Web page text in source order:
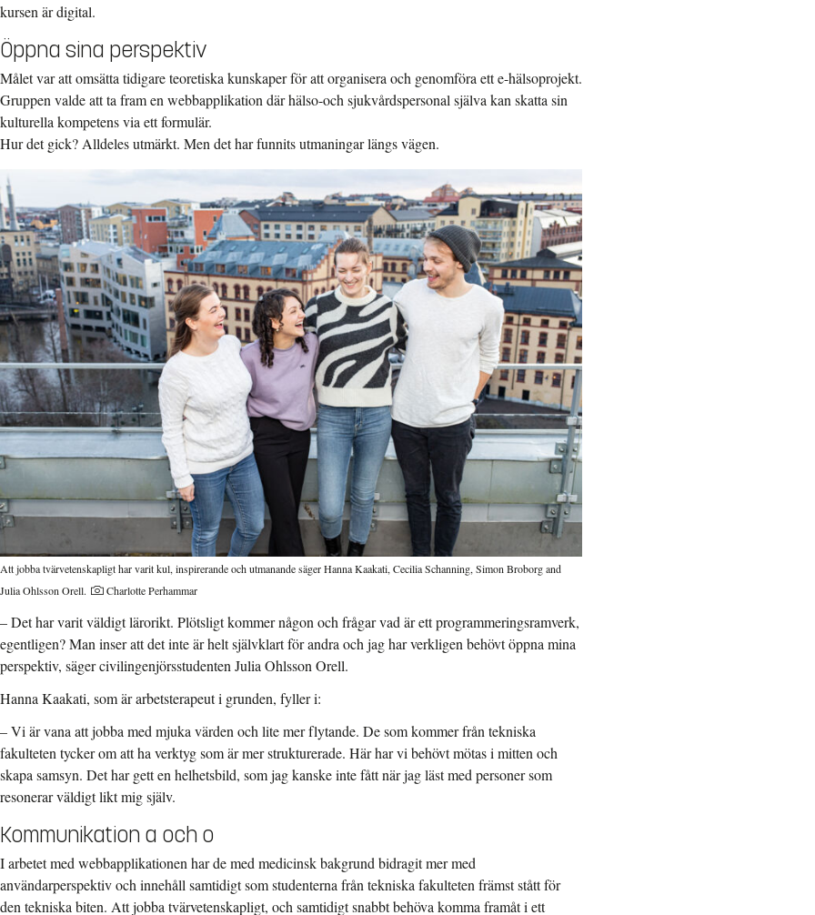
kursen är digital.
Öppna sina perspektiv
Målet var att omsätta tidigare teoretiska kunskaper för att organisera och genomföra ett e-hälsoprojekt.
Gruppen valde att ta fram en webbapplikation där hälso-och sjukvårdspersonal själva kan skatta sin
kulturella kompetens via ett formulär.
Hur det gick? Alldeles utmärkt. Men det har funnits utmaningar längs vägen.
Att jobba tvärvetenskapligt har varit kul, inspirerande och utmanande säger Hanna Kaakati, Cecilia Schanning, Simon Broborg and
Julia Ohlsson Orell.
Charlotte Perhammar
– Det har varit väldigt lärorikt. Plötsligt kommer någon och frågar vad är ett programmeringsramverk,
egentligen? Man inser att det inte är helt självklart för andra och jag har verkligen behövt öppna mina
perspektiv, säger civilingenjörsstudenten Julia Ohlsson Orell.
Hanna Kaakati, som är arbetsterapeut i grunden, fyller i:
– Vi är vana att jobba med mjuka värden och lite mer flytande. De som kommer från tekniska
fakulteten tycker om att ha verktyg som är mer strukturerade. Här har vi behövt mötas i mitten och
skapa samsyn. Det har gett en helhetsbild, som jag kanske inte fått när jag läst med personer som
resonerar väldigt likt mig själv.
Kommunikation a och o
I arbetet med webbapplikationen har de med medicinsk bakgrund bidragit mer med
användarperspektiv och innehåll samtidigt som studenterna från tekniska fakulteten främst stått för
den tekniska biten. Att jobba tvärvetenskapligt, och samtidigt snabbt behöva komma framåt i ett